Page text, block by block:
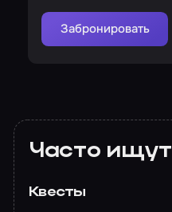
Забронировать
Часто ищут
Квесты